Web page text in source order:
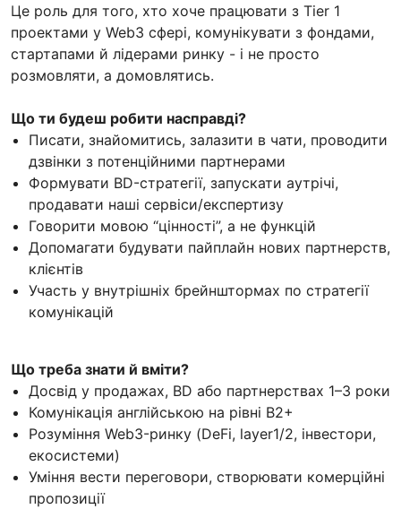
Це роль для того, хто хоче працювати з Tier 1
проектами у Web3 сфері, комунікувати з фондами,
стартапами й лідерами ринку - і не просто
розмовляти, а домовлятись.
Що ти будеш робити насправді?
Писати, знайомитись, залазити в чати, проводити
дзвінки з потенційними партнерами
Формувати BD-стратегії, запускати аутрічі,
продавати наші сервіси/експертизу
Говорити мовою “цінності”, а не функцій
Допомагати будувати пайплайн нових партнерств,
клієнтів
Участь у внутрішніх брейнштормах по стратегії
комунікацій
Що треба знати й вміти?
Досвід у продажах, BD або партнерствах 1–3 роки
Комунікація англійською на рівні В2+
Розуміння Web3-ринку (DeFi, layer1/2, інвестори,
екосистеми)
Уміння вести переговори, створювати комерційні
пропозиції